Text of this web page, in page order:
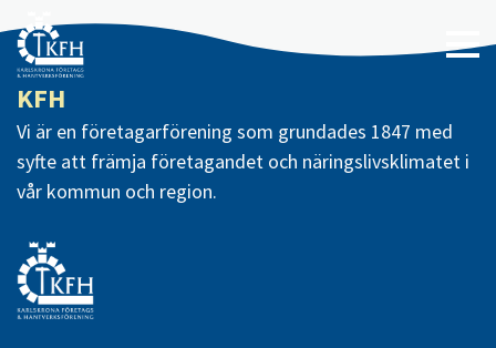
KFH
Vi är en företagarförening som grundades 1847 med
syfte att främja företagandet och näringslivsklimatet i
vår kommun och region.